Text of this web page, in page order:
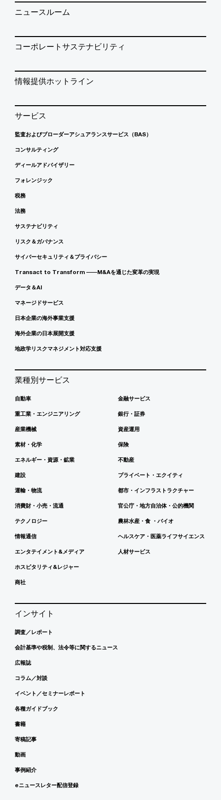
ニュースルーム
コーポレートサステナビリティ
情報提供ホットライン
サービス
監査およびブローダーアシュアランスサービス（BAS）
コンサルティング
ディールアドバイザリー
フォレンジック
税務
法務
サステナビリティ
リスク＆ガバナンス
サイバーセキュリティ＆プライバシー
Transact to Transform ――M&Aを通じた変革の実現
データ＆AI
マネージドサービス
日本企業の海外事業支援
海外企業の日本展開支援
地政学リスクマネジメント対応支援
業種別サービス
自動車
重工業・エンジニアリング
産業機械
素材・化学
エネルギー・資源・鉱業
建設
運輸・物流
消費財・小売・流通
テクノロジー
情報通信
エンタテイメント&メディア
ホスピタリティ&レジャー
商社
金融サービス
銀行・証券
資産運用
保険
不動産
プライベート・エクイティ
都市・インフラストラクチャー
官公庁・地方自治体・公的機関
農林水産・食 ・バイオ
ヘルスケア・医薬ライフサイエンス
人材サービス
インサイト
調査／レポート
会計基準や税制、法令等に関するニュース
広報誌
コラム／対談
イベント／セミナーレポート
各種ガイドブック
書籍
寄稿記事
動画
事例紹介
eニュースレター配信登録